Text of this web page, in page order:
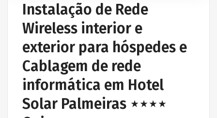
Instalação de Rede
Wireless interior e
exterior para hóspedes e
Cablagem de rede
informática em Hotel
Solar Palmeiras ⋆⋆⋆⋆